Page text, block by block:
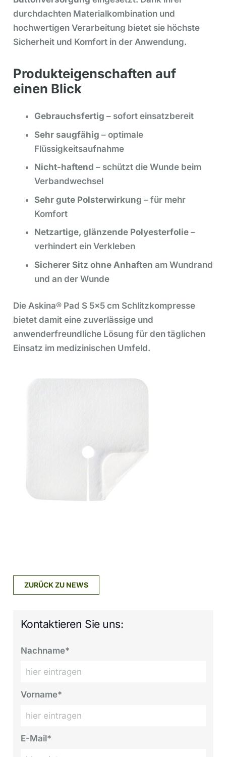
durchdachten Materialkombination und
hochwertigen Verarbeitung bietet sie höchste
Sicherheit und Komfort in der Anwendung.
Produkteigenschaften auf
einen Blick
Gebrauchsfertig – sofort einsatzbereit
Sehr saugfähig – optimale
Flüssigkeitsaufnahme
Nicht-haftend – schützt die Wunde beim
Verbandwechsel
Sehr gute Polsterwirkung – für mehr
Komfort
Netzartige, glänzende Polyesterfolie –
verhindert ein Verkleben
Sicherer Sitz ohne Anhaften am Wundrand
und an der Wunde
Die Askina® Pad S 5×5 cm Schlitzkompresse
bietet damit eine zuverlässige und
anwenderfreundliche Lösung für den täglichen
Einsatz im medizinischen Umfeld.
ZURÜCK ZU NEWS
Kontaktieren Sie uns:
Nachname*
Vorname*
E-Mail*